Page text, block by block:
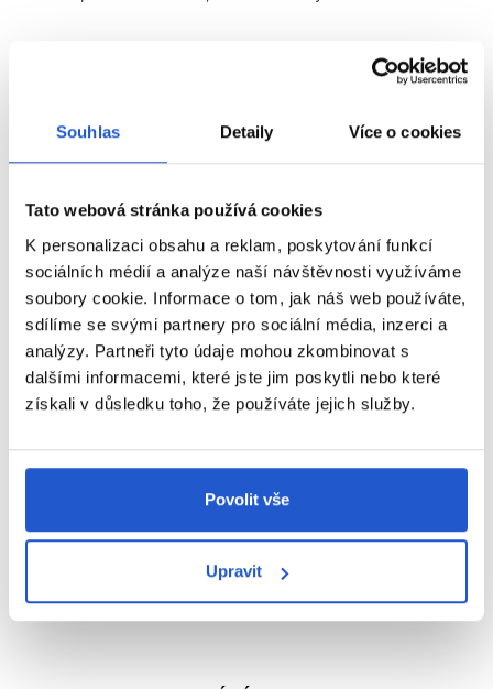
Souhlas Detaily Více o cookies
Tato webová stránka používá cookies
K personalizaci obsahu a reklam, poskytování funkcí
sociálních médií a analýze naší návštěvnosti využíváme
soubory cookie. Informace o tom, jak náš web používáte,
sdílíme se svými partnery pro sociální média, inzerci a
analýzy. Partneři tyto údaje mohou zkombinovat s
dalšími informacemi, které jste jim poskytli nebo které
získali v důsledku toho, že používáte jejich služby.
Povolit vše
Upravit
BODYFYING ŠAMPON PRO OBJEM
Vlasy jsou hustší a zářivější. [EXTRA ÚČINNÉ Obohacený o
růst vlasů.
POUŽITÍ:Rovnoměrně aplikujte na mokrou vlasovou pokožku a
vlasy. Napěňte nejjemnější částí konečků prstů, dokud
nevytvoříte jemnou pěnu. Důkladně opláchněte. V případě
kontaktu s očima je okamžitě vypláchněte dostatečným
množstvím vody.
*Magnéziová sůl.
Značka
Hodnocení